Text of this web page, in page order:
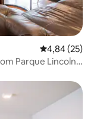
4,84 (25)
Parque Lincoln